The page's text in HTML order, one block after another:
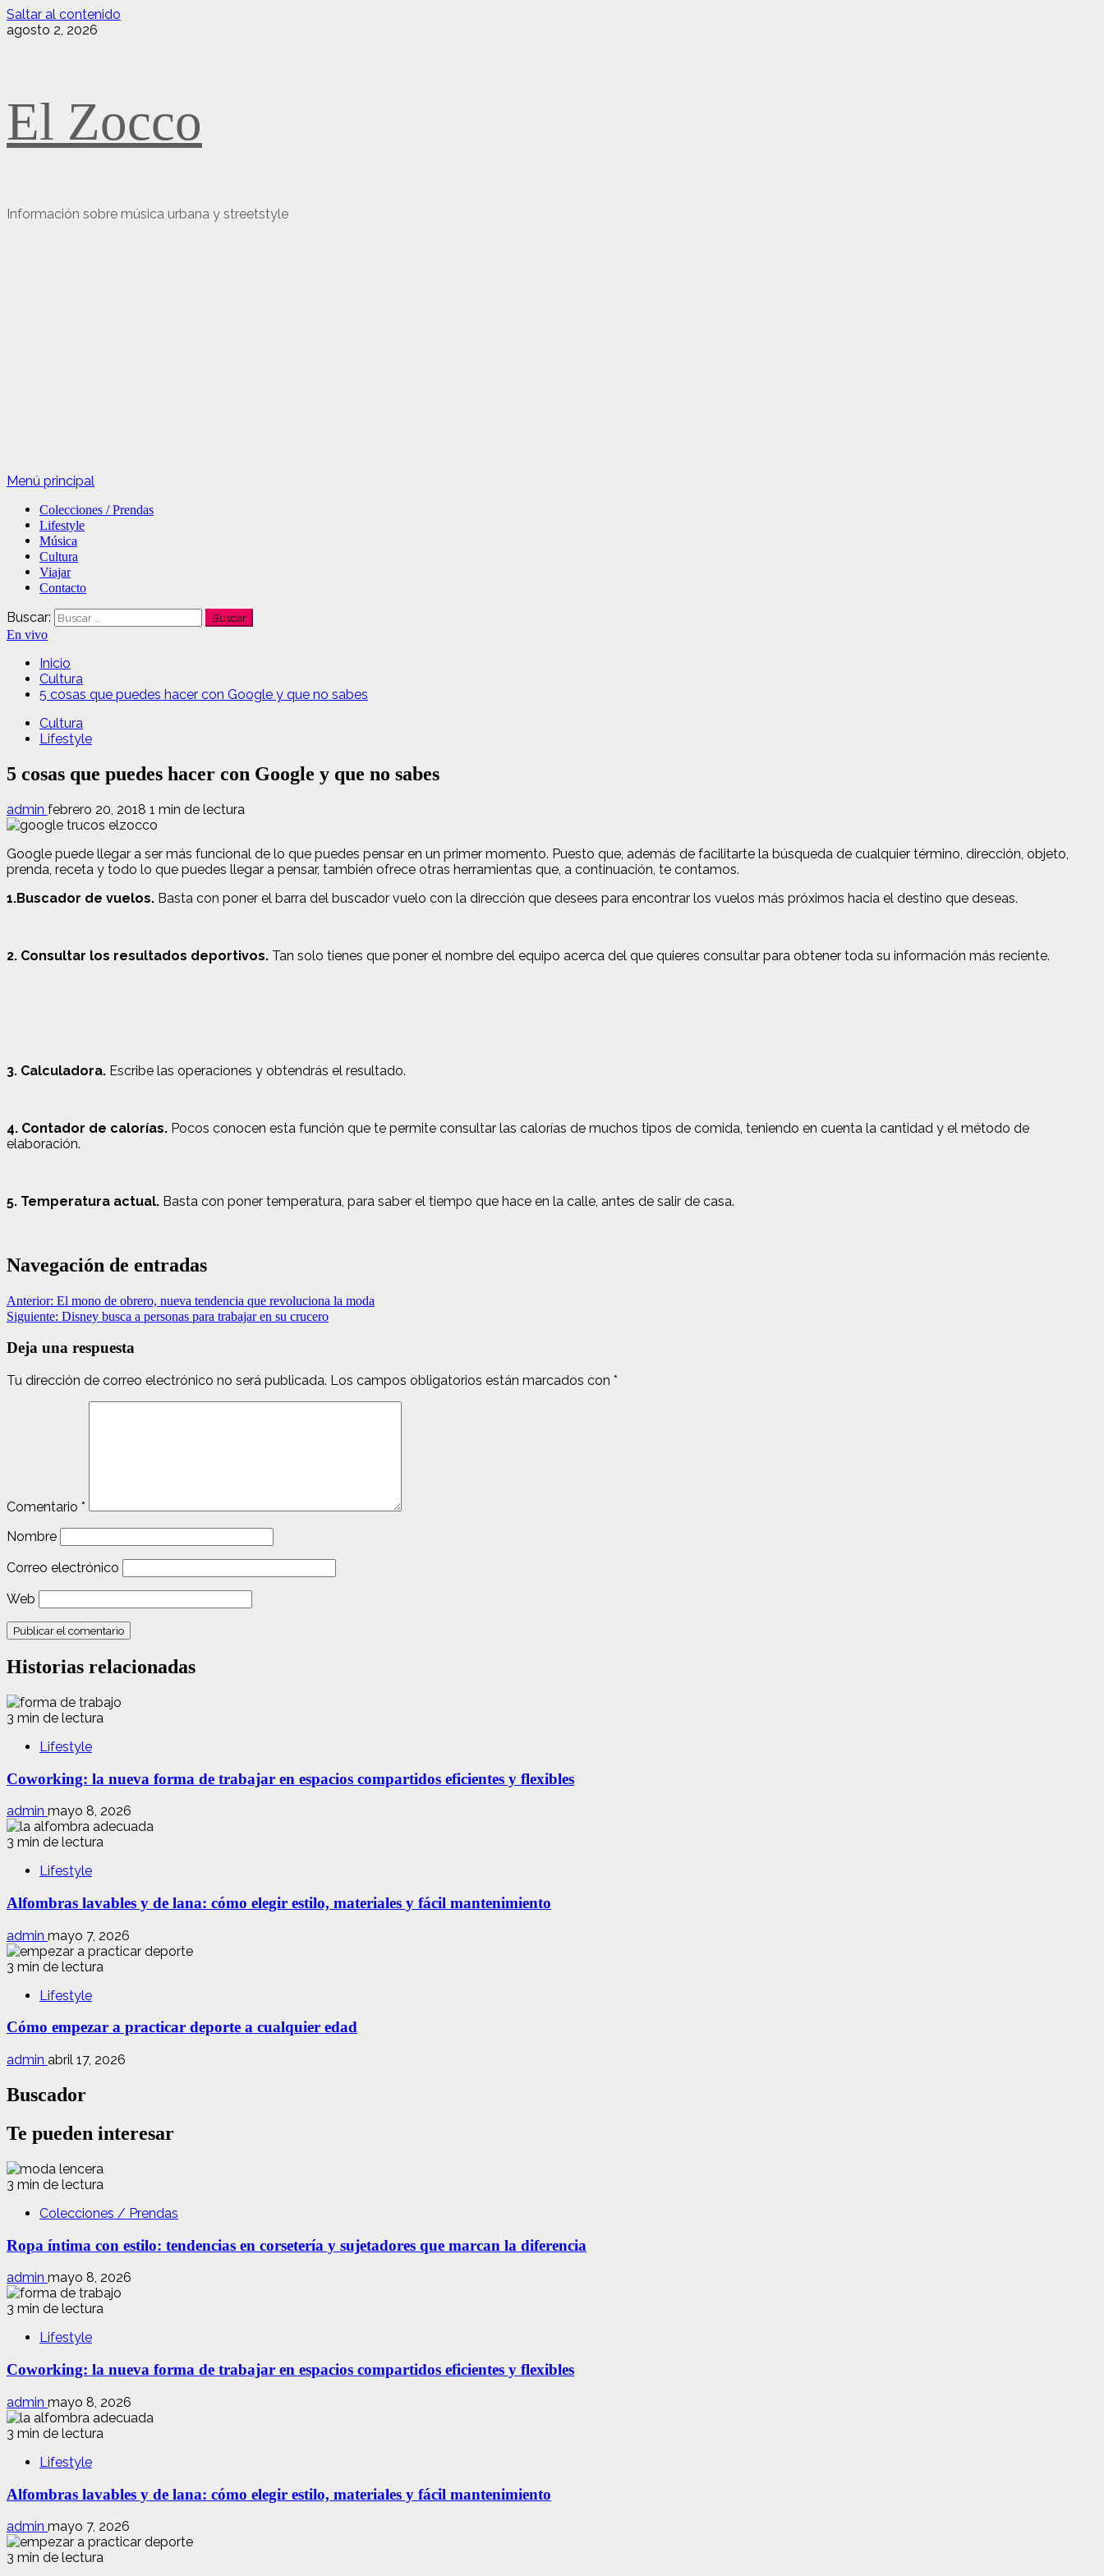
Saltar al contenido
agosto 2, 2026
El Zocco
Información sobre música urbana y streetstyle
Menú principal
Colecciones / Prendas
Lifestyle
Música
Cultura
Viajar
Contacto
Buscar:
En vivo
Inicio
Cultura
5 cosas que puedes hacer con Google y que no sabes
Cultura
Lifestyle
5 cosas que puedes hacer con Google y que no sabes
admin febrero 20, 2018 1 min de lectura
Google puede llegar a ser más funcional de lo que puedes pensar en un primer momento. Puesto que, además de facilitarte la búsqueda de cualquier término, dirección, objeto,
prenda, receta y todo lo que puedes llegar a pensar, también ofrece otras herramientas que, a continuación, te contamos.
1.Buscador de vuelos. Basta con poner el barra del buscador vuelo con la dirección que desees para encontrar los vuelos más próximos hacia el destino que deseas.
2. Consultar los resultados deportivos. Tan solo tienes que poner el nombre del equipo acerca del que quieres consultar para obtener toda su información más reciente.
3. Calculadora. Escribe las operaciones y obtendrás el resultado.
4. Contador de calorías. Pocos conocen esta función que te permite consultar las calorías de muchos tipos de comida, teniendo en cuenta la cantidad y el método de
elaboración.
5. Temperatura actual. Basta con poner temperatura, para saber el tiempo que hace en la calle, antes de salir de casa.
Navegación de entradas
Anterior: El mono de obrero, nueva tendencia que revoluciona la moda
Siguiente: Disney busca a personas para trabajar en su crucero
Deja una respuesta
Tu dirección de correo electrónico no será publicada. Los campos obligatorios están marcados con *
Comentario *
Nombre
Correo electrónico
Web
Historias relacionadas
3 min de lectura
Lifestyle
Coworking: la nueva forma de trabajar en espacios compartidos eficientes y flexibles
admin mayo 8, 2026
3 min de lectura
Lifestyle
Alfombras lavables y de lana: cómo elegir estilo, materiales y fácil mantenimiento
admin mayo 7, 2026
3 min de lectura
Lifestyle
Cómo empezar a practicar deporte a cualquier edad
admin abril 17, 2026
Buscador
Te pueden interesar
3 min de lectura
Colecciones / Prendas
Ropa íntima con estilo: tendencias en corsetería y sujetadores que marcan la diferencia
admin mayo 8, 2026
3 min de lectura
Lifestyle
Coworking: la nueva forma de trabajar en espacios compartidos eficientes y flexibles
admin mayo 8, 2026
3 min de lectura
Lifestyle
Alfombras lavables y de lana: cómo elegir estilo, materiales y fácil mantenimiento
admin mayo 7, 2026
3 min de lectura